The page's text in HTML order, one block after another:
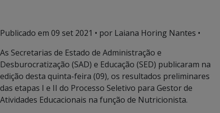
Publicado em 09 set 2021 • por Laiana Horing Nantes •
As Secretarias de Estado de Administração e
Desburocratização (SAD) e Educação (SED) publicaram na
edição desta quinta-feira (09), os resultados preliminares
das etapas I e II do Processo Seletivo para Gestor de
Atividades Educacionais na função de Nutricionista.